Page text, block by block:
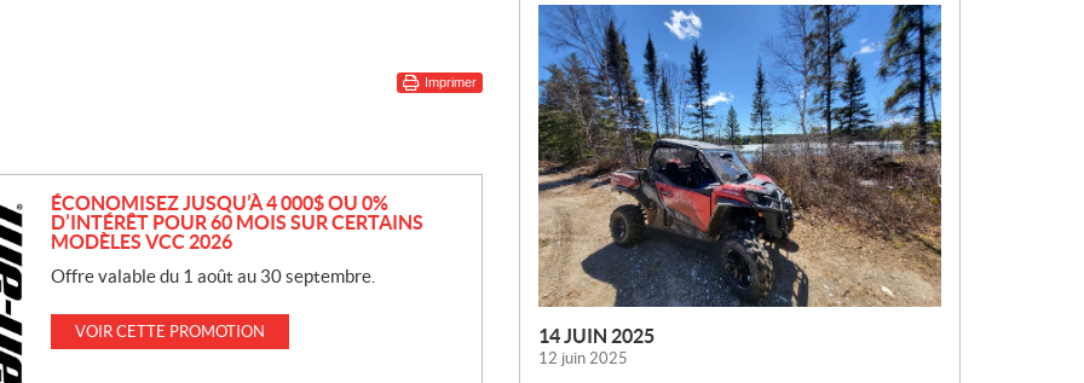
Imprimer
ÉCONOMISEZ JUSQU’À 4 000$ OU 0%
D’INTÉRÊT POUR 60 MOIS SUR CERTAINS
MODÈLES VCC 2026
Offre valable du 1 août au 30 septembre.
VOIR CETTE PROMOTION
N
O
U
V
E
L
L
E
S
14 JUIN 2025
12 juin 2025